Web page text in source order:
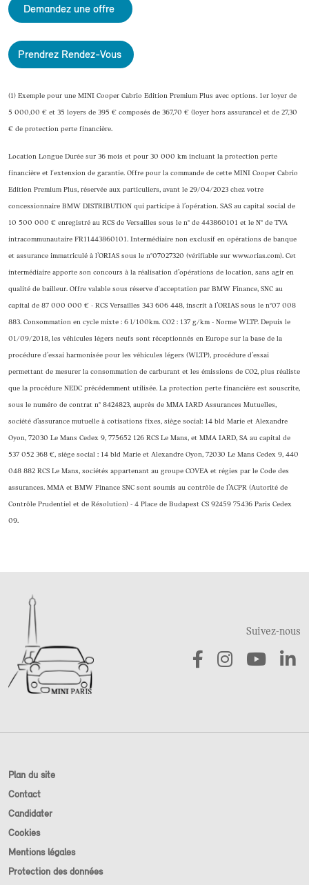
Demandez une offre
Prendrez Rendez-Vous
(1) Exemple pour une MINI Cooper Cabrio Edition Premium Plus avec options. 1er loyer de
5 000,00 € et 35 loyers de 395 € composés de 367,70 € (loyer hors assurance) et de 27,30
€ de protection perte financière.
Location Longue Durée sur 36 mois et pour 30 000 km incluant la protection perte
financière et l'extension de garantie. Offre pour la commande de cette MINI Cooper Cabrio
Edition Premium Plus, réservée aux particuliers, avant le 29/04/2023 chez votre
concessionnaire BMW DISTRIBUTION qui participe à l’opération. SAS au capital social de
10 500 000 € enregistré au RCS de Versailles sous le n° de 443860101 et le N° de TVA
intracommunautaire FR11443860101. Intermédiaire non exclusif en opérations de banque
et assurance immatriculé à l’ORIAS sous le n°07027320 (vérifiable sur www.orias.com). Cet
intermédiaire apporte son concours à la réalisation d’opérations de location, sans agir en
qualité de bailleur. Offre valable sous réserve d'acceptation par BMW Finance, SNC au
capital de 87 000 000 € - RCS Versailles 343 606 448, inscrit à l’ORIAS sous le n°07 008
883. Consommation en cycle mixte : 6 l/100km. CO2 : 137 g/km - Norme WLTP. Depuis le
01/09/2018, les véhicules légers neufs sont réceptionnés en Europe sur la base de la
procédure d’essai harmonisée pour les véhicules légers (WLTP), procédure d’essai
permettant de mesurer la consommation de carburant et les émissions de CO2, plus réaliste
que la procédure NEDC précédemment utilisée. La protection perte financière est souscrite,
sous le numéro de contrat n° 8424823, auprès de MMA IARD Assurances Mutuelles,
société d’assurance mutuelle à cotisations fixes, siège social: 14 bld Marie et Alexandre
Oyon, 72030 Le Mans Cedex 9, 775652 126 RCS Le Mans, et MMA IARD, SA au capital de
537 052 368 €, siège social : 14 bld Marie et Alexandre Oyon, 72030 Le Mans Cedex 9, 440
048 882 RCS Le Mans, sociétés appartenant au groupe COVEA et régies par le Code des
assurances. MMA et BMW Finance SNC sont soumis au contrôle de l’ACPR (Autorité de
Contrôle Prudentiel et de Résolution) - 4 Place de Budapest CS 92459 75436 Paris Cedex
09.
Suivez-nous
Plan du site
Contact
Candidater
Cookies
Mentions légales
Protection des données